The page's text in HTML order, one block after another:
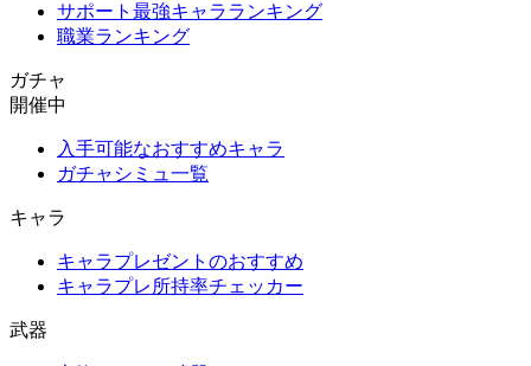
サポート最強キャラランキング
職業ランキング
ガチャ
開催中
入手可能なおすすめキャラ
ガチャシミュ一覧
キャラ
キャラプレゼントのおすすめ
キャラプレ所持率チェッカー
武器